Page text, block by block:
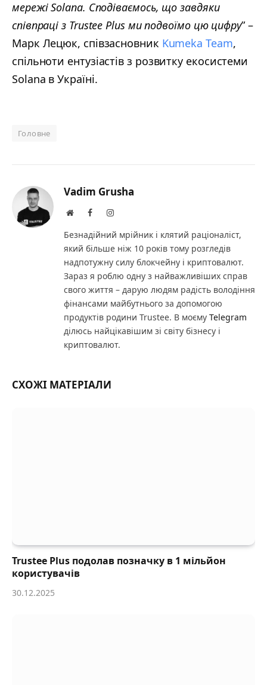
мережі Solana. Сподіваємось, що завдяки
співпраці з Trustee Plus ми подвоїмо цю цифру” –
Марк Лецюк, співзасновник Kumeka Team,
спільноти ентузіастів з розвитку екосистеми
Solana в Україні.
Головне
Vadim Grusha
WebsiteFacebookInstagram
Безнадійний мрійник і клятий раціоналіст,
який більше ніж 10 років тому розгледів
надпотужну силу блокчейну і криптовалют.
Зараз я роблю одну з найважливіших справ
свого життя – дарую людям радість володіння
фінансами майбутнього за допомогою
продуктів родини Trustee. В моєму Telegram
ділюсь найцікавішим зі світу бізнесу і
криптовалют.
СХОЖІ МАТЕРІАЛИ
Trustee Plus подолав позначку в 1 мільйон
користувачів
30.12.2025